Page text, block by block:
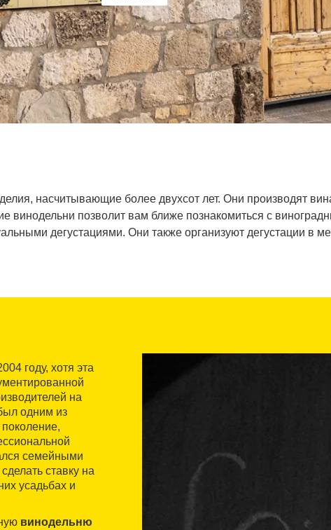
насчитывающие более двухсот лет. Они производят
винодельни позволит вам ближе познакомиться с
дегустациями. Они также организуют дегустации в
году, хотя эта
на
одним из
семейными
ставку на
усадьбах и
винодельню